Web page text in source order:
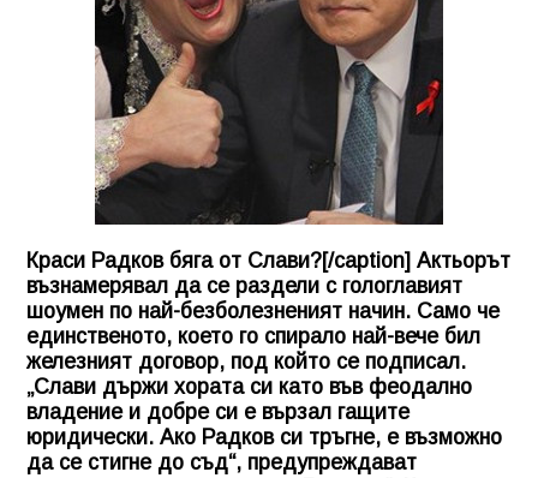
Краси Радков бяга от Слави?[/caption] Актьорът
възнамерявал да се раздели с гологлавият
шоумен по най-безболезненият начин. Само че
единственото, което го спирало най-вече бил
железният договор, под който се подписал.
„Слави държи хората си като във феодално
владение и добре си е вързал гащите
юридически. Ако Радков си тръгне, е възможно
да се стигне до съд“, предупреждават